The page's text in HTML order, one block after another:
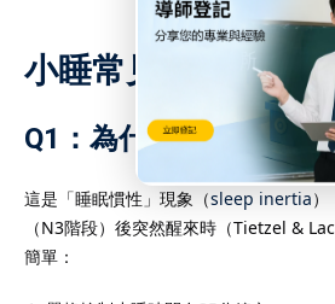
小睡常見問題科學解
Q1：為什麼深睡後醒來
這是「睡眠慣性」現象（sleep inertia）
（N3階段）後突然醒來時（Tietzel &
簡單：